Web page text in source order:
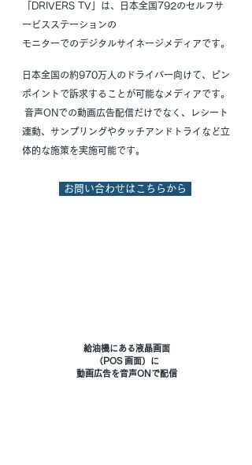
「DRIVERS TV」は、日本全国792のセルフサ
ービスステーションの
モニターでのデジタルサイネージメディアです。
日本全国の約970万人のドライバー向けて、ピン
ポイントで訴求することが可能なメディアです。
音声ONでの動画広告配信だけでなく、レシート
連動、 サンプリングやタッチアンドトライなど立
体的な施策を実施可能です。
お問い合わせはこちらから
給油機にある液晶画面
（POS 画面）に
動画広告を音声ONで配信